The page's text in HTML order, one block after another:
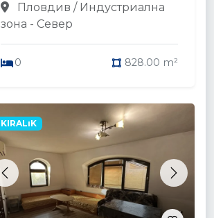
Пловдив / Индустриална
зона - Север
0 828.00 m²
Previous Next
KIRALıK